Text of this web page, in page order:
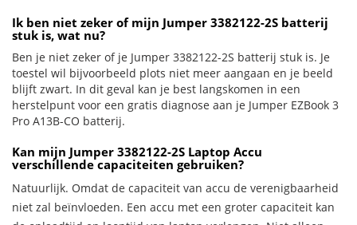
Ik ben niet zeker of mijn Jumper 3382122-2S batterij
stuk is, wat nu?
Ben je niet zeker of je Jumper 3382122-2S batterij stuk is. Je
toestel wil bijvoorbeeld plots niet meer aangaan en je beeld
blijft zwart. In dit geval kan je best langskomen in een
herstelpunt voor een gratis diagnose aan je Jumper EZBook 3
Pro A13B-CO batterij.
Kan mijn Jumper 3382122-2S Laptop Accu
verschillende capaciteiten gebruiken?
Natuurlijk. Omdat de capaciteit van accu de verenigbaarheid
niet zal beïnvloeden. Een accu met een groter capaciteit kan